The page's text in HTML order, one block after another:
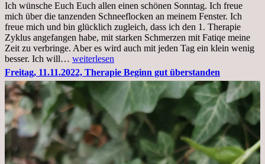
Krankenhaus
stationär
Ich wünsche Euch Euch allen einen schönen Sonntag. Ich freue
mich über die tanzenden Schneeflocken an meinem Fenster. Ich
freue mich und bin glücklich zugleich, dass ich den 1. Therapie
Zyklus angefangen habe, mit starken Schmerzen mit Fatiqe meine
Zeit zu verbringe. Aber es wird auch mit jeden Tag ein klein wenig
besser. Ich will… Sonntag,
20.11.2022,
Todensonntag
weiterlesen
Freitag, 11.11.2022, Therapie Beginn gut überstanden